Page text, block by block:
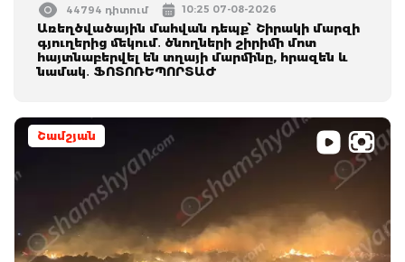
44794 դիտում 10:25 07-08-2026
Առեղծվածային մահվան դեպք՝ Շիրակի մարզի
գյուղերից մեկում․ ծնողների շիրիմի մոտ
հայտնաբերվել են տղայի մարմինը, հրազեն և
նամակ․ ՖՈՏՈՌԵՊՈՐՏԱԺ
Շամշյան